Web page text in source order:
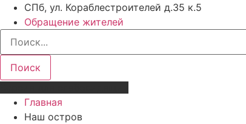
СПб, ул. Кораблестроителей д.35 к.5
Обращение жителей
Поиск
Главная
Наш остров